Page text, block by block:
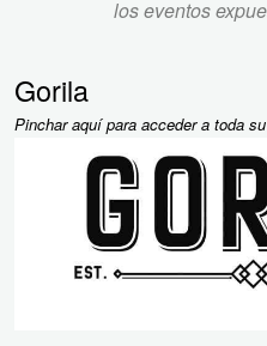
los eventos
Gorila
Pinchar aquí para acceder a toda